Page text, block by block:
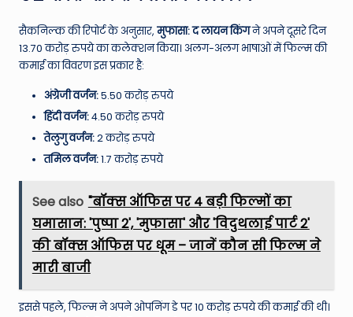
T
h
e
W
d
सैकनिल्क की रिपोर्ट के अनुसार, मुफासा: द लायन किंगने अपने दूसरे दिन
13.70 करोड़ रुपये का कलेक्शन किया। अलग-अलग भाषाओं में फिल्म की
कमाई का विवरण इस प्रकार है:
अंग्रेजी वर्जन:5.50 करोड़ रुपये
हिंदी वर्जन:4.50 करोड़ रुपये
तेलुगु वर्जन:2 करोड़ रुपये
तमिल वर्जन:1.7 करोड़ रुपये
See also "बॉक्स ऑफिस पर 4 बड़ी फिल्मों का
घमासान: 'पुष्पा 2', 'मुफासा' और 'विदुथलाई पार्ट 2'
की बॉक्स ऑफिस पर धूम – जानें कौन सी फिल्म ने
मारी बाजी
इससे पहले, फिल्म ने अपने ओपनिंग डे पर 10 करोड़ रुपये की कमाई की थी।